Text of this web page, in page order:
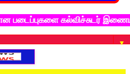
கல்விச்சுடர் இணைய தளத்தில்
▼